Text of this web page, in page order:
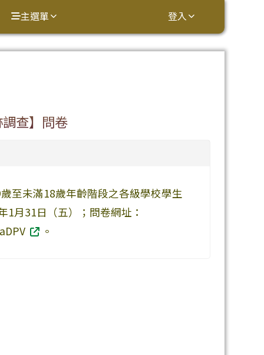
主選單 登入
查】問卷
至未滿18歲年齡階段之各級學校學生
月31日（五）；問卷網址：
。